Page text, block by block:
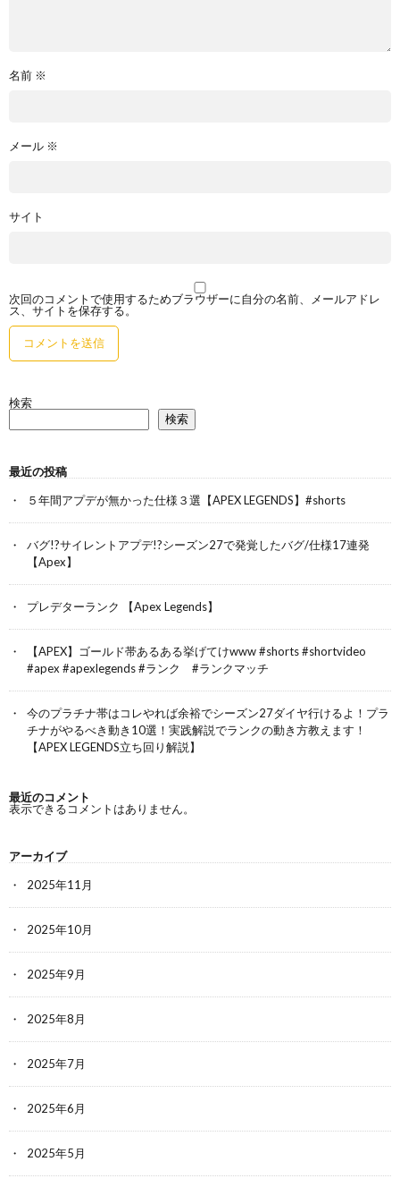
名前 ※
メール ※
サイト
次回のコメントで使用するためブラウザーに自分の名前、メールアドレ
ス、サイトを保存する。
検索
検索
最近の投稿
５年間アプデが無かった仕様３選【APEX LEGENDS】#shorts
バグ!?サイレントアプデ!?シーズン27で発覚したバグ/仕様17連発
【Apex】
プレデターランク 【Apex Legends】
【APEX】ゴールド帯あるある挙げてけwww #shorts #shortvideo
#apex #apexlegends #ランク #ランクマッチ
今のプラチナ帯はコレやれば余裕でシーズン27ダイヤ行けるよ！プラ
チナがやるべき動き10選！実践解説でランクの動き方教えます！
【APEX LEGENDS立ち回り解説】
最近のコメント
表示できるコメントはありません。
アーカイブ
2025年11月
2025年10月
2025年9月
2025年8月
2025年7月
2025年6月
2025年5月